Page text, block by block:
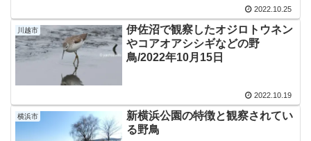
2022.10.25
川越市
伊佐沼で観察したオジロトウネン
やコアオアシシギなどの野
鳥/2022年10月15日
2022.10.19
横浜市
新横浜公園の特徴と観察されてい
る野鳥